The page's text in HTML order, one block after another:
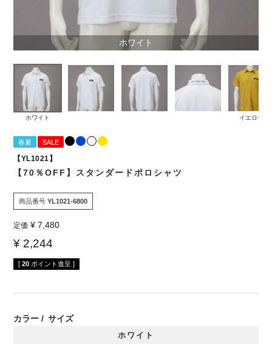
ホワイト
ホワイト イエロー
春夏 SALE
【YL1021】
【70％OFF】スタンダードポロシャツ
商品番号 YL1021-6800
定価 ¥ 7,480
¥ 2,244
[ 20 ポイント進呈 ]
カラー サイズ
ホワイト